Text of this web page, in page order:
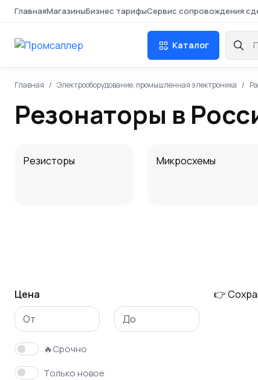
ГлавнаяМагазиныБизнес тарифыСервис сопровождения
Каталог
Главная Электрооборудование, промышленная электроника
Резонаторы в
Резисторы Микросхемы
Цена
🔥Срочно
Только новое
👉